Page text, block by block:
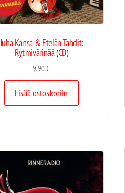
Juha Kansa & Etelän Tahdit:
Rytmivärinää (CD)
9,90€
Lisää ostoskoriin